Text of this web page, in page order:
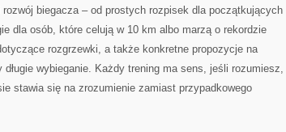
biegacza – od prostych rozpisek dla początkujących
dla osób, które celują w 10 km albo marzą o rekordzie
rozgrzewki, a także konkretne propozycje na
wybieganie. Każdy trening ma sens, jeśli rozumiesz,
stawia się na zrozumienie zamiast przypadkowego